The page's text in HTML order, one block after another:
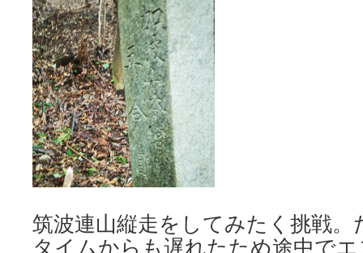
筑波連山縦走をしてみたく挑戦。
タイムからも遅れたため途中で